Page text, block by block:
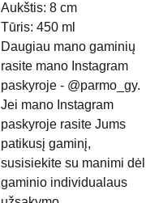
Aukštis: 8 cm
Tūris: 450 ml
Daugiau mano gaminių
rasite mano Instagram
paskyroje - @parmo_gy.
Jei mano Instagram
paskyroje rasite Jums
patikusį gaminį,
susisiekite su manimi dėl
gaminio individualaus